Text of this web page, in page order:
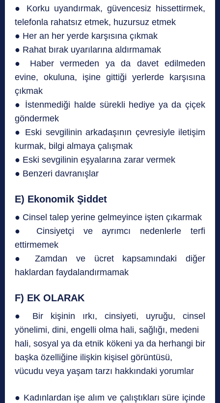
● Korku uyandırmak, güvencesiz hissettirmek,
telefonla rahatsız etmek, huzursuz etmek
● Her an her yerde karşısına çıkmak
● Rahat bırak uyarılarına aldırmamak
● Haber vermeden ya da davet edilmeden
evine, okuluna, işine gittiği yerlerde karşısına
çıkmak
● İstenmediği halde sürekli hediye ya da çiçek
göndermek
● Eski sevgilinin arkadaşının çevresiyle iletişim
kurmak, bilgi almaya çalışmak
● Eski sevgilinin eşyalarına zarar vermek
● Benzeri davranışlar
E) Ekonomik Şiddet
● Cinsel talep yerine gelmeyince işten çıkarmak
● Cinsiyetçi ve ayrımcı nedenlerle terfi
ettirmemek
● Zamdan ve ücret kapsamındaki diğer
haklardan faydalandırmamak
F) EK OLARAK
● Bir kişinin ırkı, cinsiyeti, uyruğu, cinsel
yönelimi, dini, engelli olma hali, sağlığı, medeni
hali, sosyal ya da etnik kökeni ya da herhangi bir
başka özelliğine ilişkin kişisel görüntüsü,
vücudu veya yaşam tarzı hakkındaki yorumlar
● Kadınlardan işe alım ve çalıştıkları süre içinde